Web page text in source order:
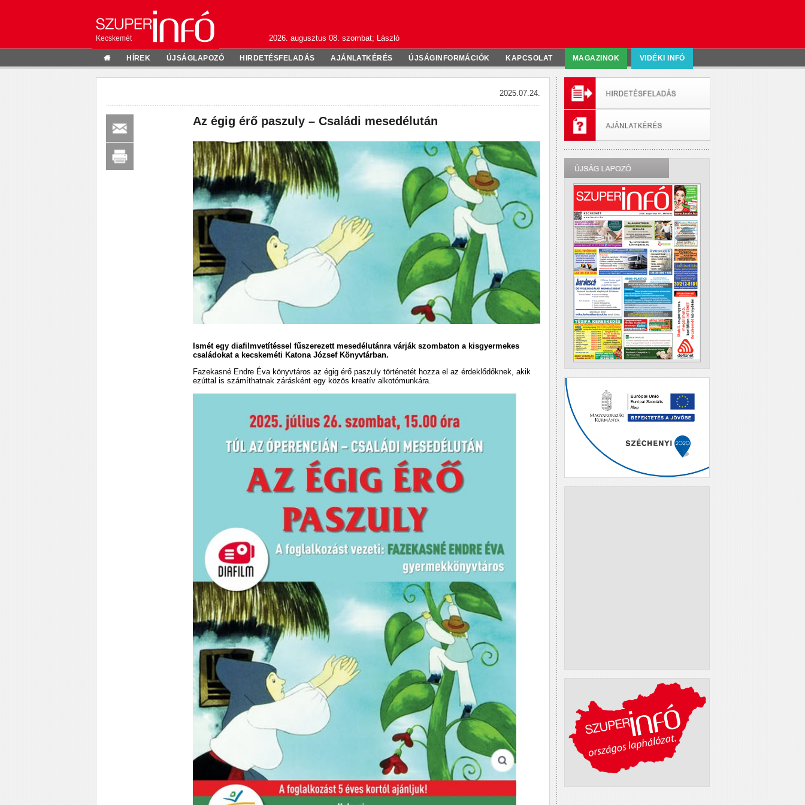
Kecskemét 2026. augusztus 08. szombat; László
HÍREK ÚJSÁGLAPOZÓ HIRDETÉSFELADÁS AJÁNLATKÉRÉS ÚJSÁGINFORMÁCIÓK KAPCSOLAT MAGAZINOK VIDÉKI INFÓ
2025.07.24.
Az égig érő paszuly – Családi mesedélután
Ismét egy diafilmvetítéssel fűszerezett mesedélutánra várják szombaton a kisgyermekes
családokat a kecskeméti Katona József Könyvtárban.
Fazekasné Endre Éva könyvtáros az égig érő paszuly történetét hozza el az érdeklődőknek, akik
ezúttal is számíthatnak zárásként egy közös kreatív alkotómunkára.